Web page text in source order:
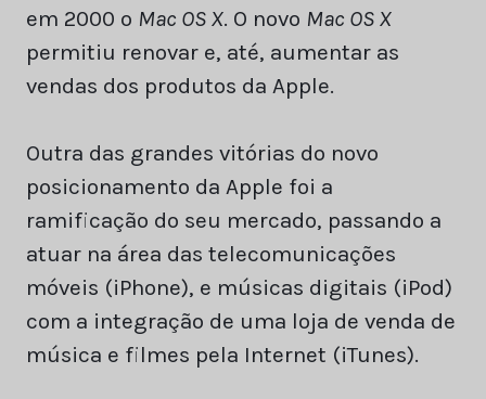
em 2000 o Mac OS X. O novo Mac OS X
permitiu renovar e, até, aumentar as
vendas dos produtos da Apple.
Outra das grandes vitórias do novo
posicionamento da Apple foi a
ramificação do seu mercado, passando a
atuar na área das telecomunicações
móveis (iPhone), e músicas digitais (iPod)
com a integração de uma loja de venda de
música e filmes pela Internet (iTunes).